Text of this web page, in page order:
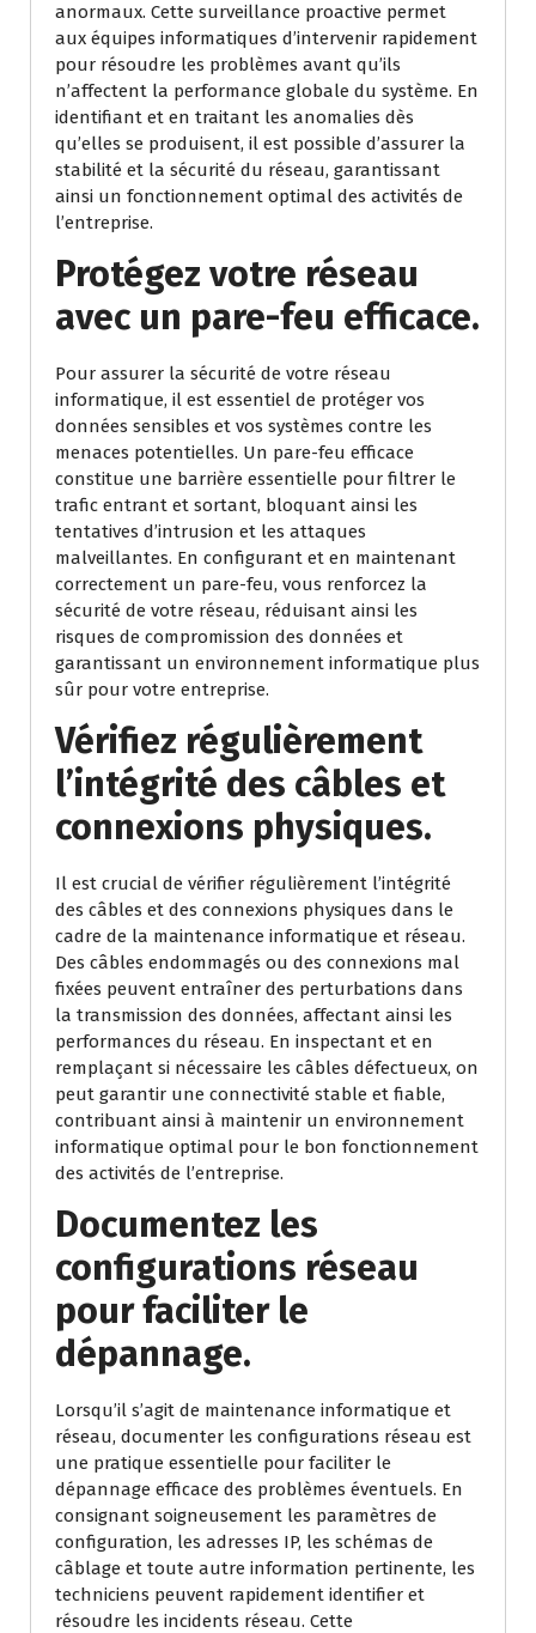
anormaux. Cette surveillance proactive permet
aux équipes informatiques d’intervenir rapidement
pour résoudre les problèmes avant qu’ils
n’affectent la performance globale du système. En
identifiant et en traitant les anomalies dès
qu’elles se produisent, il est possible d’assurer la
stabilité et la sécurité du réseau, garantissant
ainsi un fonctionnement optimal des activités de
l’entreprise.
Protégez votre réseau
avec un pare-feu efficace.
Pour assurer la sécurité de votre réseau
informatique, il est essentiel de protéger vos
données sensibles et vos systèmes contre les
menaces potentielles. Un pare-feu efficace
constitue une barrière essentielle pour filtrer le
trafic entrant et sortant, bloquant ainsi les
tentatives d’intrusion et les attaques
malveillantes. En configurant et en maintenant
correctement un pare-feu, vous renforcez la
sécurité de votre réseau, réduisant ainsi les
risques de compromission des données et
garantissant un environnement informatique plus
sûr pour votre entreprise.
Vérifiez régulièrement
l’intégrité des câbles et
connexions physiques.
Il est crucial de vérifier régulièrement l’intégrité
des câbles et des connexions physiques dans le
cadre de la maintenance informatique et réseau.
Des câbles endommagés ou des connexions mal
fixées peuvent entraîner des perturbations dans
la transmission des données, affectant ainsi les
performances du réseau. En inspectant et en
remplaçant si nécessaire les câbles défectueux, on
peut garantir une connectivité stable et fiable,
contribuant ainsi à maintenir un environnement
informatique optimal pour le bon fonctionnement
des activités de l’entreprise.
Documentez les
configurations réseau
pour faciliter le
dépannage.
Lorsqu’il s’agit de maintenance informatique et
réseau, documenter les configurations réseau est
une pratique essentielle pour faciliter le
dépannage efficace des problèmes éventuels. En
consignant soigneusement les paramètres de
configuration, les adresses IP, les schémas de
câblage et toute autre information pertinente, les
techniciens peuvent rapidement identifier et
résoudre les incidents réseau. Cette